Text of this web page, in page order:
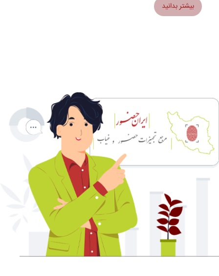
بیشتر بدانید